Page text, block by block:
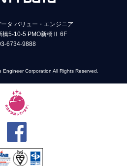
タ バリュー・エンジニア
橋5-10-5 PMO新橋Ⅱ 6F
6734-9888
Engineer Corporation All Rights Reserved.